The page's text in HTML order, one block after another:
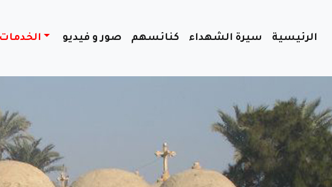
صور و فيديو كنائسهم سيرة الشهداء الرئيسية